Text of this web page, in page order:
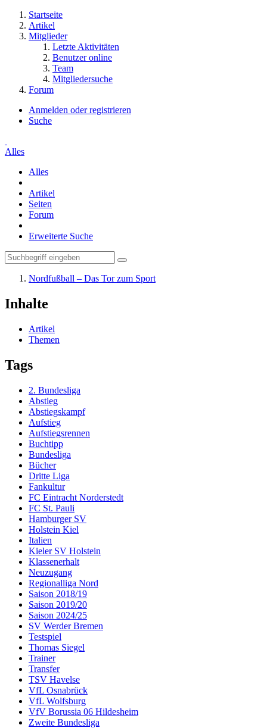
Startseite
Artikel
Mitglieder
Letzte Aktivitäten
Benutzer online
Team
Mitgliedersuche
Forum
Anmelden oder registrieren
Suche
Alles
Alles
Artikel
Seiten
Forum
Erweiterte Suche
Nordfußball – Das Tor zum Sport
Inhalte
Artikel
Themen
Tags
2. Bundesliga
Abstieg
Abstiegskampf
Aufstieg
Aufstiegsrennen
Buchtipp
Bundesliga
Bücher
Dritte Liga
Fankultur
FC Eintracht Norderstedt
FC St. Pauli
Hamburger SV
Holstein Kiel
Italien
Kieler SV Holstein
Klassenerhalt
Neuzugang
Regionalliga Nord
Saison 2018/19
Saison 2019/20
Saison 2024/25
SV Werder Bremen
Testspiel
Thomas Siegel
Trainer
Transfer
TSV Havelse
VfL Osnabrück
VfL Wolfsburg
VfV Borussia 06 Hildesheim
Zweite Bundesliga